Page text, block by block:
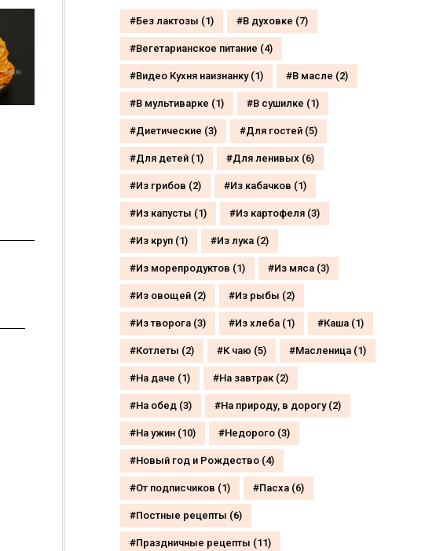
Без лактозы (1) В духовке (7)
Вегетарианское питание (4)
Видео Кухня наизнанку(1) В масле (2)
В мультиварке (1) В сушилке (1)
Диетические (3) Для гостей (5)
Для детей (1) Для ленивых (6)
Из грибов (2) Из кабачков (1)
Из капусты (1) Из картофеля (3)
Из круп (1) Из лука (2)
Из морепродуктов (1) Из мяса (3)
Из овощей (2) Из рыбы (2)
Из творога (3) Из хлеба (1) Каша (1)
Котлеты (2) К чаю (5) Масленица (1)
На даче (1) На завтрак (2)
На обед (3) На природу, в дорогу(2)
На ужин (10) Недорого (3)
Новый год и Рождество (4)
От подписчиков (1) Пасха (6)
Постные рецепты (6)
Праздничные рецепты (11)